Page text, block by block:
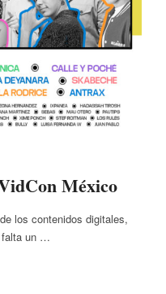
México
los contenidos digitales,
falta un …